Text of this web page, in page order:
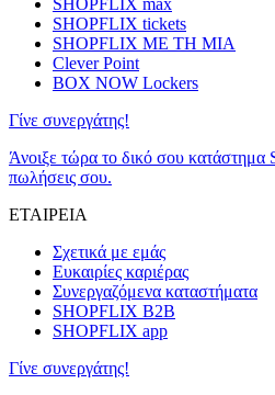
SHOPFLIX max
SHOPFLIX tickets
SHOPFLIX ΜΕ ΤΗ ΜΙΑ
Clever Point
BOX NOW Lockers
Γίνε συνεργάτης!
Άνοιξε τώρα το δικό σου κατάστημα
πωλήσεις σου.
ΕΤΑΙΡΕΙΑ
Σχετικά με εμάς
Ευκαιρίες καριέρας
Συνεργαζόμενα καταστήματα
SHOPFLIX B2B
SHOPFLIX app
Γίνε συνεργάτης!